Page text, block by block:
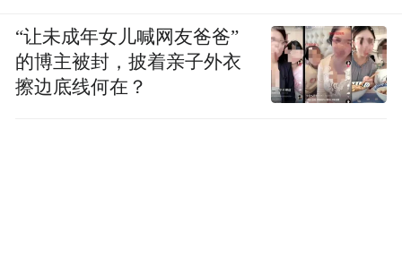
“让未成年女儿喊网友爸爸”
的博主被封，披着亲子外衣
擦边底线何在？